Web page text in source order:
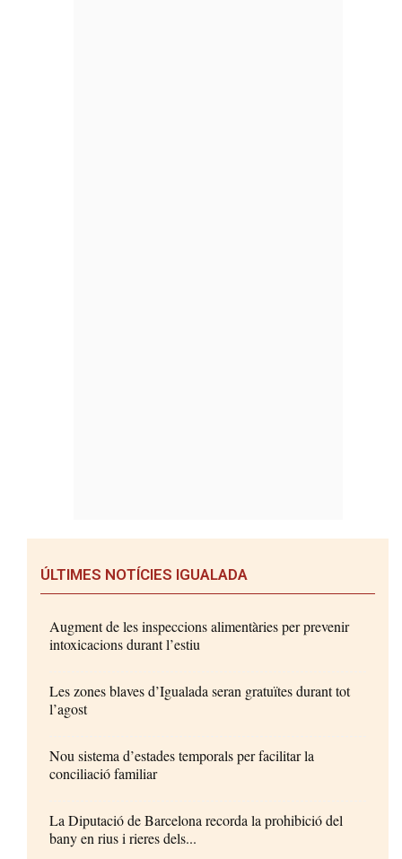
ÚLTIMES NOTÍCIES IGUALADA
Augment de les inspeccions alimentàries per prevenir
intoxicacions durant l’estiu
Les zones blaves d’Igualada seran gratuïtes durant tot
l’agost
Nou sistema d’estades temporals per facilitar la
conciliació familiar
La Diputació de Barcelona recorda la prohibició del
bany en rius i rieres dels...